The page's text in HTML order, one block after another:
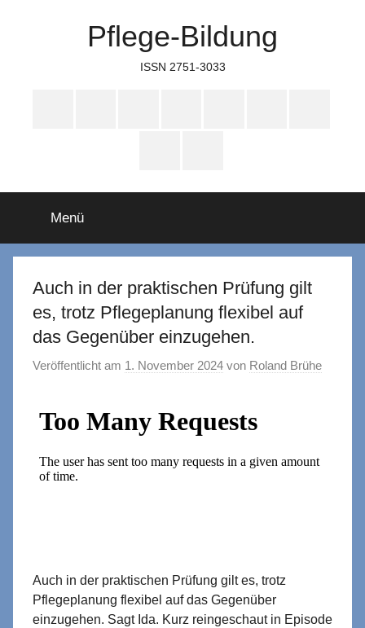
Pflege-Bildung
ISSN 2751-3033
Menü
Auch in der praktischen Prüfung gilt
es, trotz Pflegeplanung flexibel auf
das Gegenüber einzugehen.
Veröffentlicht am 1. November 2024 von Roland Brühe
Auch in der praktischen Prüfung gilt es, trotz
Pflegeplanung flexibel auf das Gegenüber
einzugehen. Sagt Ida. Kurz reingeschaut in Episode